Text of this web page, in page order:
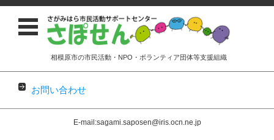
相模原市の市民活動・NPO・ボランティア団体等支援組織
お問い合わせ
E-mail:sagami.saposen@iris.ocn.ne.jp